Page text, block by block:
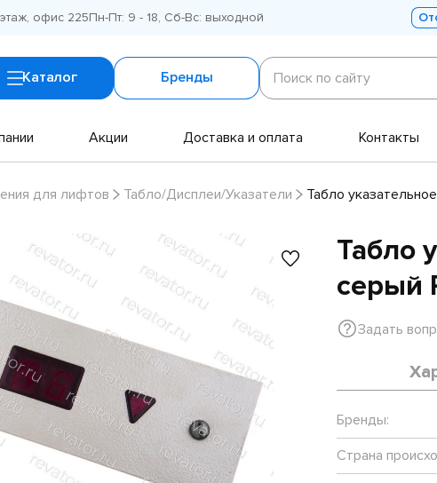
офис 225Пн-Пт: 9 - 18, Сб-Вс: выходной
Каталог Бренды
Поиск
по
сайту
Поиск по сайту
Акции Доставка и оплата Контакты
для лифтов Табло/Дисплеи/Указатели Табло
Табло
серый
Задать
Бренды:
Страна